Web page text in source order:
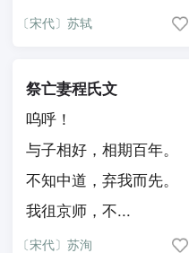
〔宋代〕苏轼
祭亡妻程氏文
呜呼！
与子相好，相期百年。
不知中道，弃我而先。
我徂京师，不...
〔宋代〕苏洵